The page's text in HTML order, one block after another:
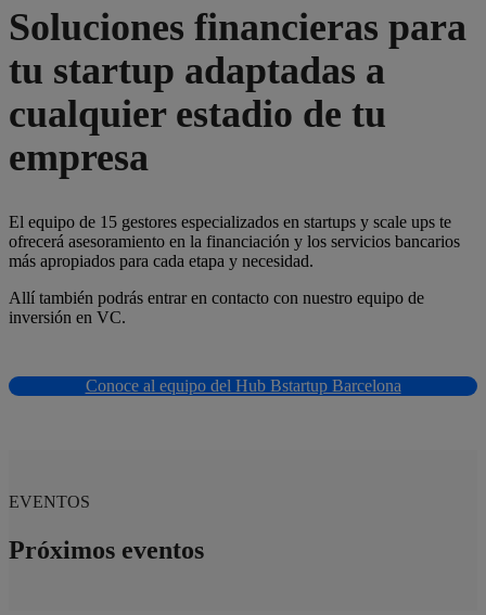
Soluciones financieras para
tu startup adaptadas a
cualquier estadio de tu
empresa
El equipo de 15 gestores especializados en startups y scale ups te
ofrecerá asesoramiento en la financiación y los servicios bancarios
más apropiados para cada etapa y necesidad.
Allí también podrás entrar en contacto con nuestro equipo de
inversión en VC.
Conoce al equipo del Hub Bstartup Barcelona
EVENTOS
Próximos eventos